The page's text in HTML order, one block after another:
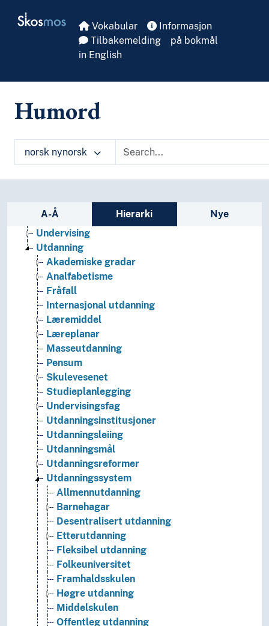
Skosmos Vokabular
Informasjon
Tilbakemelding
på bokmål
in English
Humord
norsk nynorsk
Sidefelt: navigér i vokabularet
A-Å Hierarki Nye
(pedagogikk etter type)
Didaktikk
Pedagogisk praksis
Pedagogisk rådgjeving
Pedagogisk teori
Spesialpedagogikk
Språkkompetanse
Undervising
Utdanning
Akademiske gradar
Analfabetisme
Fråfall
Internasjonal utdanning
Læremiddel
Læreplanar
Masseutdanning
Pensum
Skulevesenet
Studieplanlegging
Undervisingsfag
Utdanningsinstitusjoner
Utdanningsleiing
Utdanningsmål
Utdanningsreformer
Utdanningssystem
Allmennutdanning
Barnehagar
Desentralisert utdanning
Etterutdanning
Fleksibel utdanning
Folkeuniversitet
Framhaldsskulen
Høgre utdanning
Middelskulen
Offentleg utdanning